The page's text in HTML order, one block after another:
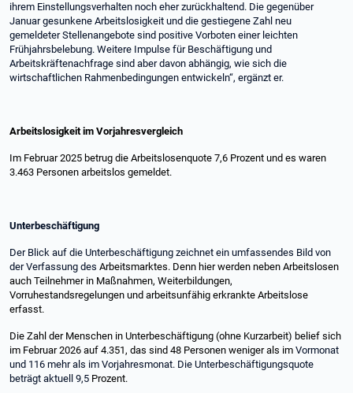
ihrem Einstellungsverhalten noch eher zurückhaltend. Die gegenüber
Januar gesunkene Arbeitslosigkeit und die gestiegene Zahl neu
gemeldeter Stellenangebote sind positive Vorboten einer leichten
Frühjahrsbelebung. Weitere Impulse für Beschäftigung und
Arbeitskräftenachfrage sind aber davon abhängig, wie sich die
wirtschaftlichen Rahmenbedingungen entwickeln“, ergänzt er.
Arbeitslosigkeit im Vorjahresvergleich
Im Februar 2025 betrug die Arbeitslosenquote 7,6 Prozent und es waren
3.463 Personen arbeitslos gemeldet.
Unterbeschäftigung
Der Blick auf die Unterbeschäftigung zeichnet ein umfassendes Bild von
der Verfassung des Arbeitsmarktes. Denn hier werden neben Arbeitslosen
auch Teilnehmer in Maßnahmen, Weiterbildungen,
Vorruhestandsregelungen und arbeitsunfähig erkrankte Arbeitslose
erfasst.
Die Zahl der Menschen in Unterbeschäftigung (ohne Kurzarbeit) belief sich
im Februar 2026 auf 4.351, das sind 48 Personen weniger als im Vormonat
und 116 mehr als im Vorjahresmonat. Die Unterbeschäftigungsquote
beträgt aktuell 9,5 Prozent.